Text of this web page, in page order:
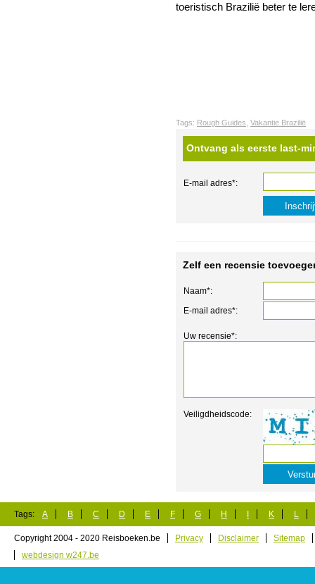
toeristisch Brazilië beter te
Tags: Rough Guides Vakantie Brazilië
Ontvang als eerste last-
E-mail adres*:
Zelf een recensie
Naam*:
E-mail adres*:
Uw recensie*:
Veiligdheidscode:
Tags: A B C D E F G H K L
Copyright 2004 - 2020 Reisboeken.be Privacy Disclaimer
Sitemap
webdesign w247.be